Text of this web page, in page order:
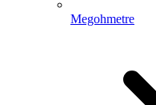
Megohmetre